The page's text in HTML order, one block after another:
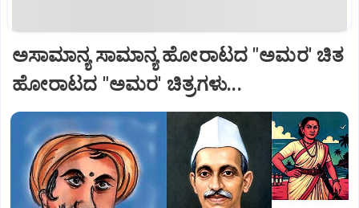
ಅಸಾಮಾನ್ಯ ಸಾಮಾನ್ಯ ಹೋರಾಟದ "ಅಮರ' ಚಿತ
ಹೋರಾಟದ "ಅಮರ' ಚಿತ್ರಗಳು...